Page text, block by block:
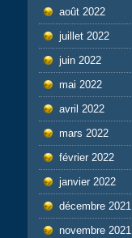
août 2022
juillet 2022
juin 2022
mai 2022
avril 2022
mars 2022
février 2022
janvier 2022
décembre 2021
novembre 2021